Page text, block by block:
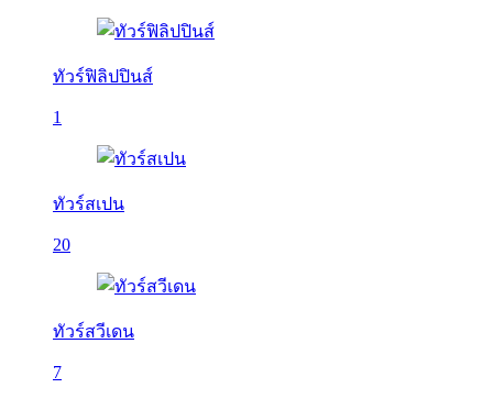
ทัวร์ฟิลิปปินส์
1
ทัวร์สเปน
20
ทัวร์สวีเดน
7